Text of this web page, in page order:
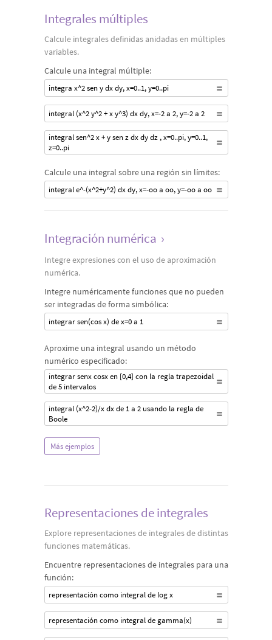
Integrales múltiples
Calcule integrales definidas anidadas en múltiples
variables.
Calcule una integral múltiple:
integra x^2 sen y dx dy, x=0..1, y=0..pi
integral (x^2 y^2 + x y^3) dx dy, x=-2 a 2, y=-2 a 2
integral sen^2 x + y sen z dx dy dz , x=0..pi, y=0..1,
z=0..pi
Calcule una integral sobre una región sin límites:
integral e^-(x^2+y^2) dx dy, x=-oo a oo, y=-oo a oo
Integración numérica ›
Integre expresiones con el uso de aproximación
numérica.
Integre numéricamente funciones que no pueden
ser integradas de forma simbólica:
integrar sen(cos x) de x=0 a 1
Aproxime una integral usando un método
numérico especificado:
integrar senx cosx en [0,4] con la regla trapezoidal
de 5 intervalos
integral (x^2-2)/x dx de 1 a 2 usando la regla de
Boole
Más ejemplos
Representaciones de integrales
Explore representaciones de integrales de distintas
funciones matemáticas.
Encuentre representaciones de integrales para una
función:
representación como integral de log x
representación como integral de gamma(x)